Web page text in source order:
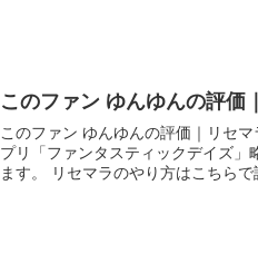
このファン ゆんゆんの評価
このファン ゆんゆんの評価｜リセマラ当たりキャラ この素晴らし
プリ「ファンタスティックデイズ
ます。 リセマラのやり方はこち